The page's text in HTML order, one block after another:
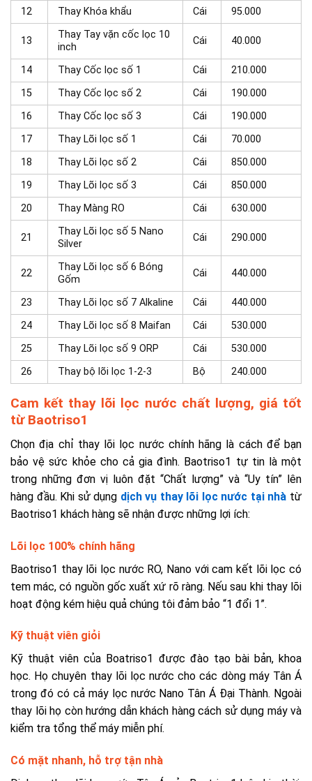
12
Thay Khóa khẩu Cái 95.000
13
Thay Tay vặn cốc lọc 10
inch
Cái 40.000
14 Thay Cốc lọc số 1 Cái
210.000
15
Thay Cốc lọc số 2 Cái
190.000
16
Thay Cốc lọc số 3 Cái
190.000
17
Thay Lõi lọc số 1 Cái
70.000
18
Thay Lõi lọc số 2 Cái
850.000
19
Thay Lõi lọc số 3 Cái
850.000
20
Thay Màng RO Cái 630.000
21
Thay Lõi lọc số 5 Nano
Silver
Cái 290.000
22
Thay Lõi lọc số 6 Bóng
Gốm
Cái 440.000
23 Thay Lõi lọc số 7 Alkaline Cái
440.000
24
Thay Lõi lọc số 8 Maifan Cái
530.000
25
Thay Lõi lọc số 9 ORP Cái
530.000
26
Thay bộ lõi lọc 1-2-3 Bộ 240.000
Cam kết thay lõi lọc nước chất lượng, giá tốt
từ Baotriso1
Chọn địa chỉ thay lõi lọc nước chính hãng là cách để bạn
bảo vệ sức khỏe cho cả gia đình. Baotriso1 tự tin là một
trong những đơn vị luôn đặt “Chất lượng” và “Uy tín” lên
hàng đầu. Khi sử dụng dịch vụ thay lõi lọc nước tại nhà từ
Baotriso1 khách hàng sẽ nhận được những lợi ích:
Lõi lọc 100% chính hãng
Baotriso1 thay lõi lọc nước RO, Nano với cam kết lõi lọc có
tem mác, có nguồn gốc xuất xứ rõ ràng. Nếu sau khi thay lõi
hoạt động kém hiệu quả chúng tôi đảm bảo “1 đổi 1”.
Kỹ thuật viên giỏi
Kỹ thuật viên của Boatriso1 được đào tạo bài bản, khoa
học. Họ chuyên thay lõi lọc nước cho các dòng máy Tân Á
trong đó có cả máy lọc nước Nano Tân Á Đại Thành. Ngoài
thay lõi họ còn hướng dẫn khách hàng cách sử dụng máy và
kiểm tra tổng thể máy miễn phí.
Có mặt nhanh, hỗ trợ tận nhà